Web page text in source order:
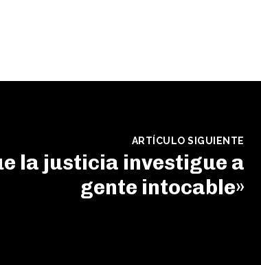
ARTÍCULO SIGUIENTE
la justicia investigue a
gente intocable»